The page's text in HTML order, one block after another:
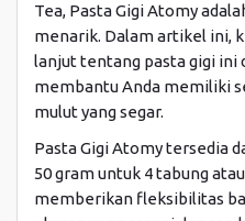
Tea, Pasta Gigi Atomy
menarik. Dalam artikel ini,
lanjut tentang pasta gigi ini
membantu Anda memiliki
mulut yang segar.
Pasta Gigi Atomy tersedia
50 gram untuk 4 tabung
memberikan fleksibilitas